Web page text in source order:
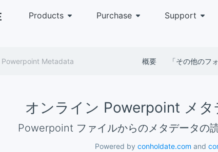
Products Purchase Support
Powerpoint Metadata 概要 「その他のフ
オンライン Powerpoint メ
Powerpoint ファイルからのメタデータの
Powered by conholdate.com and